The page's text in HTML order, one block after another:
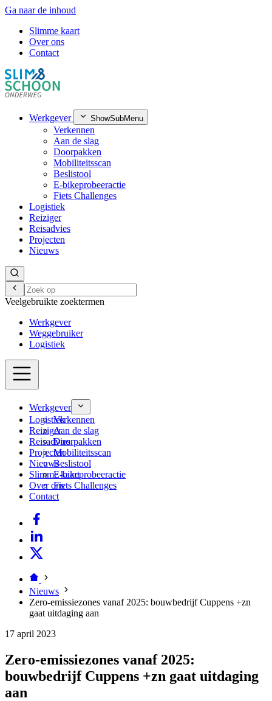
Ga naar de inhoud
Slimme kaart
Over ons
Contact
Werkgever ShowSubMenu
Verkennen
Aan de slag
Doorpakken
Mobiliteitsscan
Beslistool
E-bikeprobeeractie
Fiets Challenges
Logistiek
Reiziger
Reisadvies
Projecten
Nieuws
Veelgebruikte zoektermen
Werkgever
Weggebruiker
Logistiek
Werkgever
Verkennen
Aan de slag
Doorpakken
Mobiliteitsscan
Beslistool
E-bikeprobeeractie
Fiets Challenges
Logistiek
Reiziger
Reisadvies
Projecten
Nieuws
Slimme kaart
Over ons
Contact
Nieuws
Zero-emissiezones vanaf 2025: bouwbedrijf Cuppens +zn
gaat uitdaging aan
17 april 2023
Zero-emissiezones vanaf 2025:
bouwbedrijf Cuppens +zn gaat uitdaging
aan